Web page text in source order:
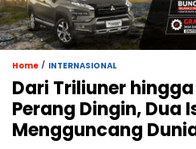
Home / INTERNASIONAL
Dari Triliuner
Perang Dingin, Dua
Mengguncang